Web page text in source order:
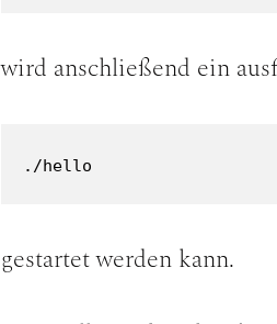
wird anschließend ein
./hello
gestartet werden kann.